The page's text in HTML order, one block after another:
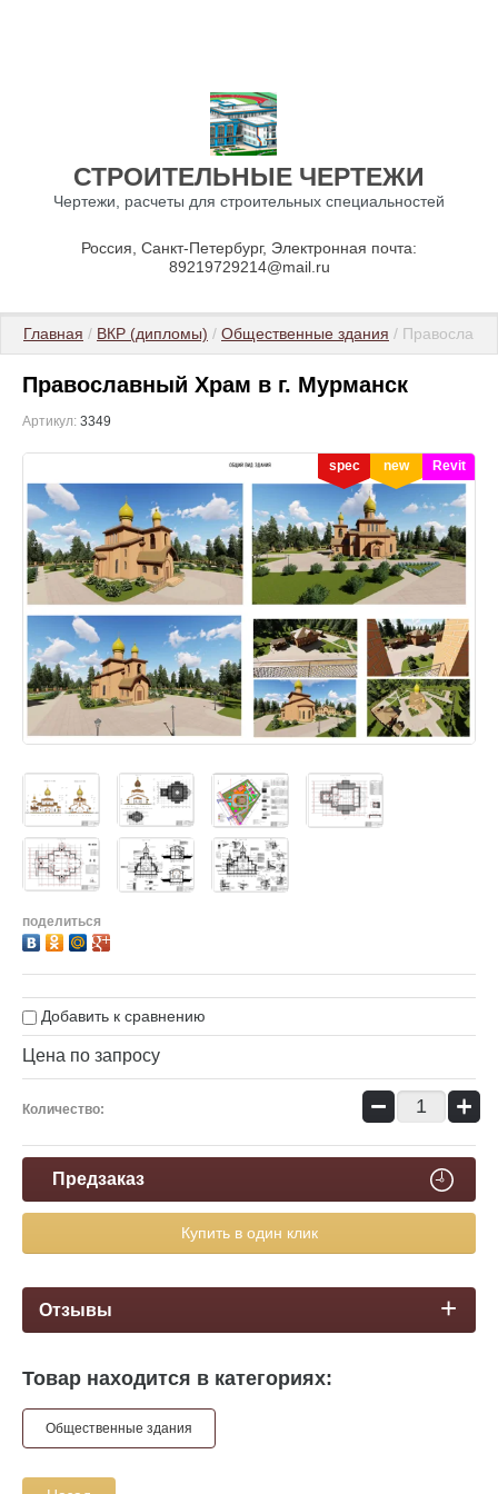
СТРОИТЕЛЬНЫЕ ЧЕРТЕЖИ
Чертежи, расчеты для строительных специальностей
Россия, Санкт-Петербург, Электронная почта:
89219729214@mail.ru
Главная / ВКР (дипломы) / Общественные здания /
Православный Храм в г. Мурманск
Артикул: 3349
spec new Revit
поделиться
Добавить к сравнению
Цена по запросу
Количество: − +
Предзаказ
Купить в один клик
Отзывы
Товар находится в категориях:
Общественные здания